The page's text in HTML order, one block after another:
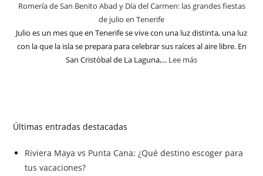
Romería de San Benito Abad y Día del Carmen: las grandes fiestas
de julio en Tenerife
Julio es un mes que en Tenerife se vive con una luz distinta, una luz
con la que la isla se prepara para celebrar sus raíces al aire libre. En
San Cristóbal de La Laguna,... Lee más
Últimas entradas destacadas
Riviera Maya vs Punta Cana: ¿Qué destino escoger para
tus vacaciones?